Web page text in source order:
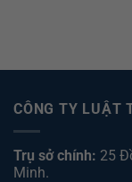
CÔNG TY LUẬT
Trụ sở chính: 25
Minh.